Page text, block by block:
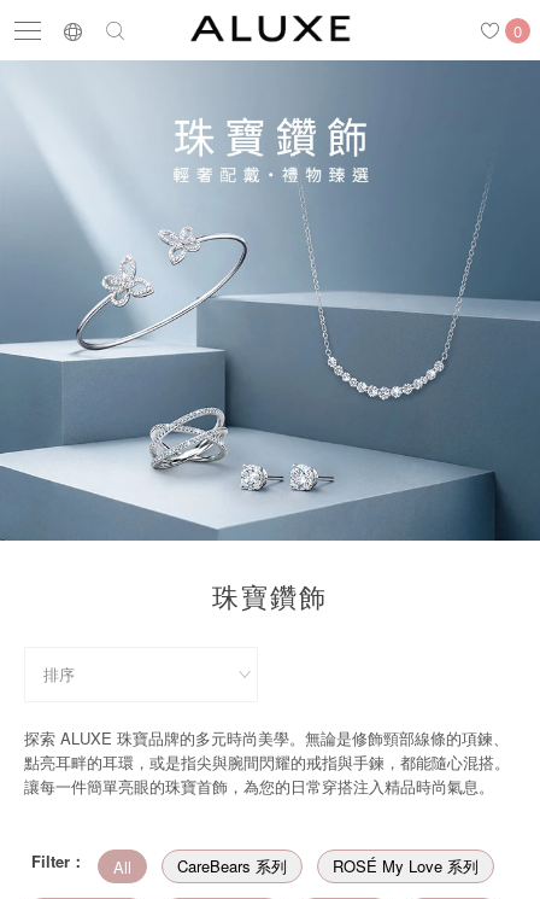
0
搜尋
求婚鑽戒 結婚戒指
最新消息 預約來店
求婚鑽戒
黃金金飾
關於ALUXE
嚴選鑽石
珠寶鑽飾
探索 ALUXE 珠寶品牌的多元時尚美學。無論是修飾頸部線條的項鍊、
點亮耳畔的耳環，或是指尖與腕間閃耀的戒指與手鍊，都能隨心混搭。
讓每一件簡單亮眼的珠寶首飾，為您的日常穿搭注入精品時尚氣息。
Filter： All CareBears 系列 ROSÉ My Love 系列